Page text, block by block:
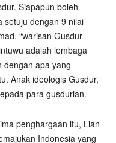
Siapapun boleh
setuju dengan 9 nilai
“warisan Gusdur
adalah lembaga
dengan apa yang
Anak ideologis Gusdur,
para gusdurian.
penghargaan itu, Lian
Indonesia yang